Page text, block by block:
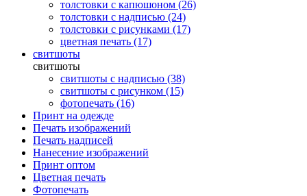
толстовки с капюшоном (26)
толстовки с надписью (24)
толстовки с рисунками (17)
цветная печать (17)
свитшоты
свитшоты
свитшоты с надписью (38)
свитшоты с рисунком (15)
фотопечать (16)
Принт на одежде
Печать изображений
Печать надписей
Нанесение изображений
Принт оптом
Цветная печать
Фотопечать